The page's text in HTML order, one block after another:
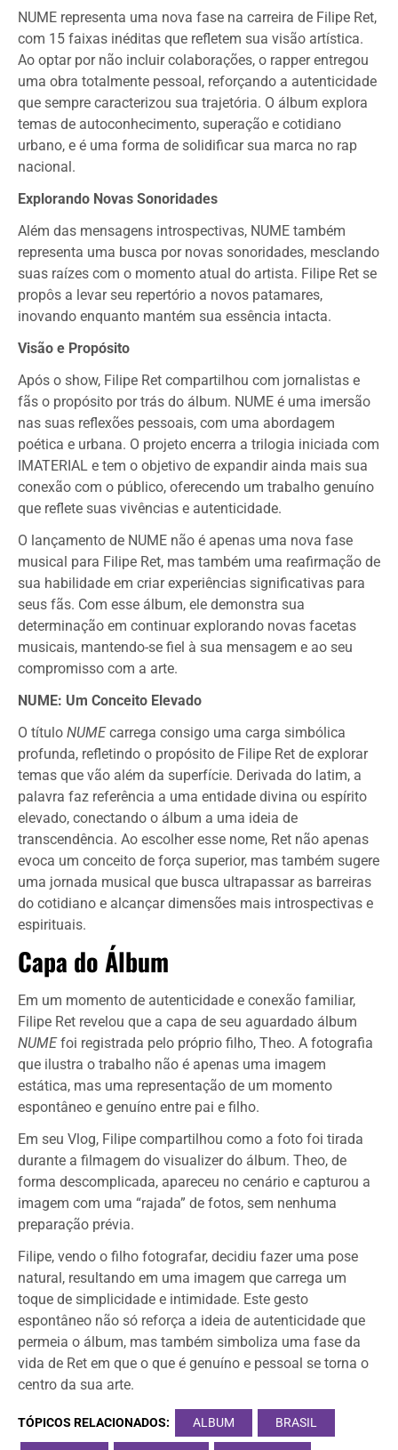
NUME representa uma nova fase na carreira de Filipe Ret,
com 15 faixas inéditas que refletem sua visão artística.
Ao optar por não incluir colaborações, o rapper entregou
uma obra totalmente pessoal, reforçando a autenticidade
que sempre caracterizou sua trajetória. O álbum explora
temas de autoconhecimento, superação e cotidiano
urbano, e é uma forma de solidificar sua marca no rap
nacional.
Explorando Novas Sonoridades
Além das mensagens introspectivas, NUME também
representa uma busca por novas sonoridades, mesclando
suas raízes com o momento atual do artista. Filipe Ret se
propôs a levar seu repertório a novos patamares,
inovando enquanto mantém sua essência intacta.
Visão e Propósito
Após o show, Filipe Ret compartilhou com jornalistas e
fãs o propósito por trás do álbum. NUME é uma imersão
nas suas reflexões pessoais, com uma abordagem
poética e urbana. O projeto encerra a trilogia iniciada com
IMATERIAL e tem o objetivo de expandir ainda mais sua
conexão com o público, oferecendo um trabalho genuíno
que reflete suas vivências e autenticidade.
O lançamento de NUME não é apenas uma nova fase
musical para Filipe Ret, mas também uma reafirmação de
sua habilidade em criar experiências significativas para
seus fãs. Com esse álbum, ele demonstra sua
determinação em continuar explorando novas facetas
musicais, mantendo-se fiel à sua mensagem e ao seu
compromisso com a arte.
NUME: Um Conceito Elevado
O título NUMEcarrega consigo uma carga simbólica
profunda, refletindo o propósito de Filipe Ret de explorar
temas que vão além da superfície. Derivada do latim, a
palavra faz referência a uma entidade divina ou espírito
elevado, conectando o álbum a uma ideia de
transcendência. Ao escolher esse nome, Ret não apenas
evoca um conceito de força superior, mas também sugere
uma jornada musical que busca ultrapassar as barreiras
do cotidiano e alcançar dimensões mais introspectivas e
espirituais.
Capa do Álbum
Em um momento de autenticidade e conexão familiar,
Filipe Ret revelou que a capa de seu aguardado álbum
NUMEfoi registrada pelo próprio filho, Theo. A fotografia
que ilustra o trabalho não é apenas uma imagem
estática, mas uma representação de um momento
espontâneo e genuíno entre pai e filho.
Em seu Vlog, Filipe compartilhou como a foto foi tirada
durante a filmagem do visualizer do álbum. Theo, de
forma descomplicada, apareceu no cenário e capturou a
imagem com uma “rajada” de fotos, sem nenhuma
preparação prévia.
Filipe, vendo o filho fotografar, decidiu fazer uma pose
natural, resultando em uma imagem que carrega um
toque de simplicidade e intimidade. Este gesto
espontâneo não só reforça a ideia de autenticidade que
permeia o álbum, mas também simboliza uma fase da
vida de Ret em que o que é genuíno e pessoal se torna o
centro da sua arte.
TÓPICOS RELACIONADOS: ALBUM BRASIL